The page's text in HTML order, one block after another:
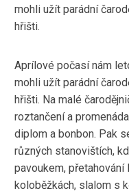
mohli užít parádní
hřišti.
Aprílové počasí nám
mohli užít parádní
hřišti. Na malé
roztančení a
diplom a bonbon. Pak
různých stanovištích,
pavoukem, přetahování
koloběžkách, slalom s